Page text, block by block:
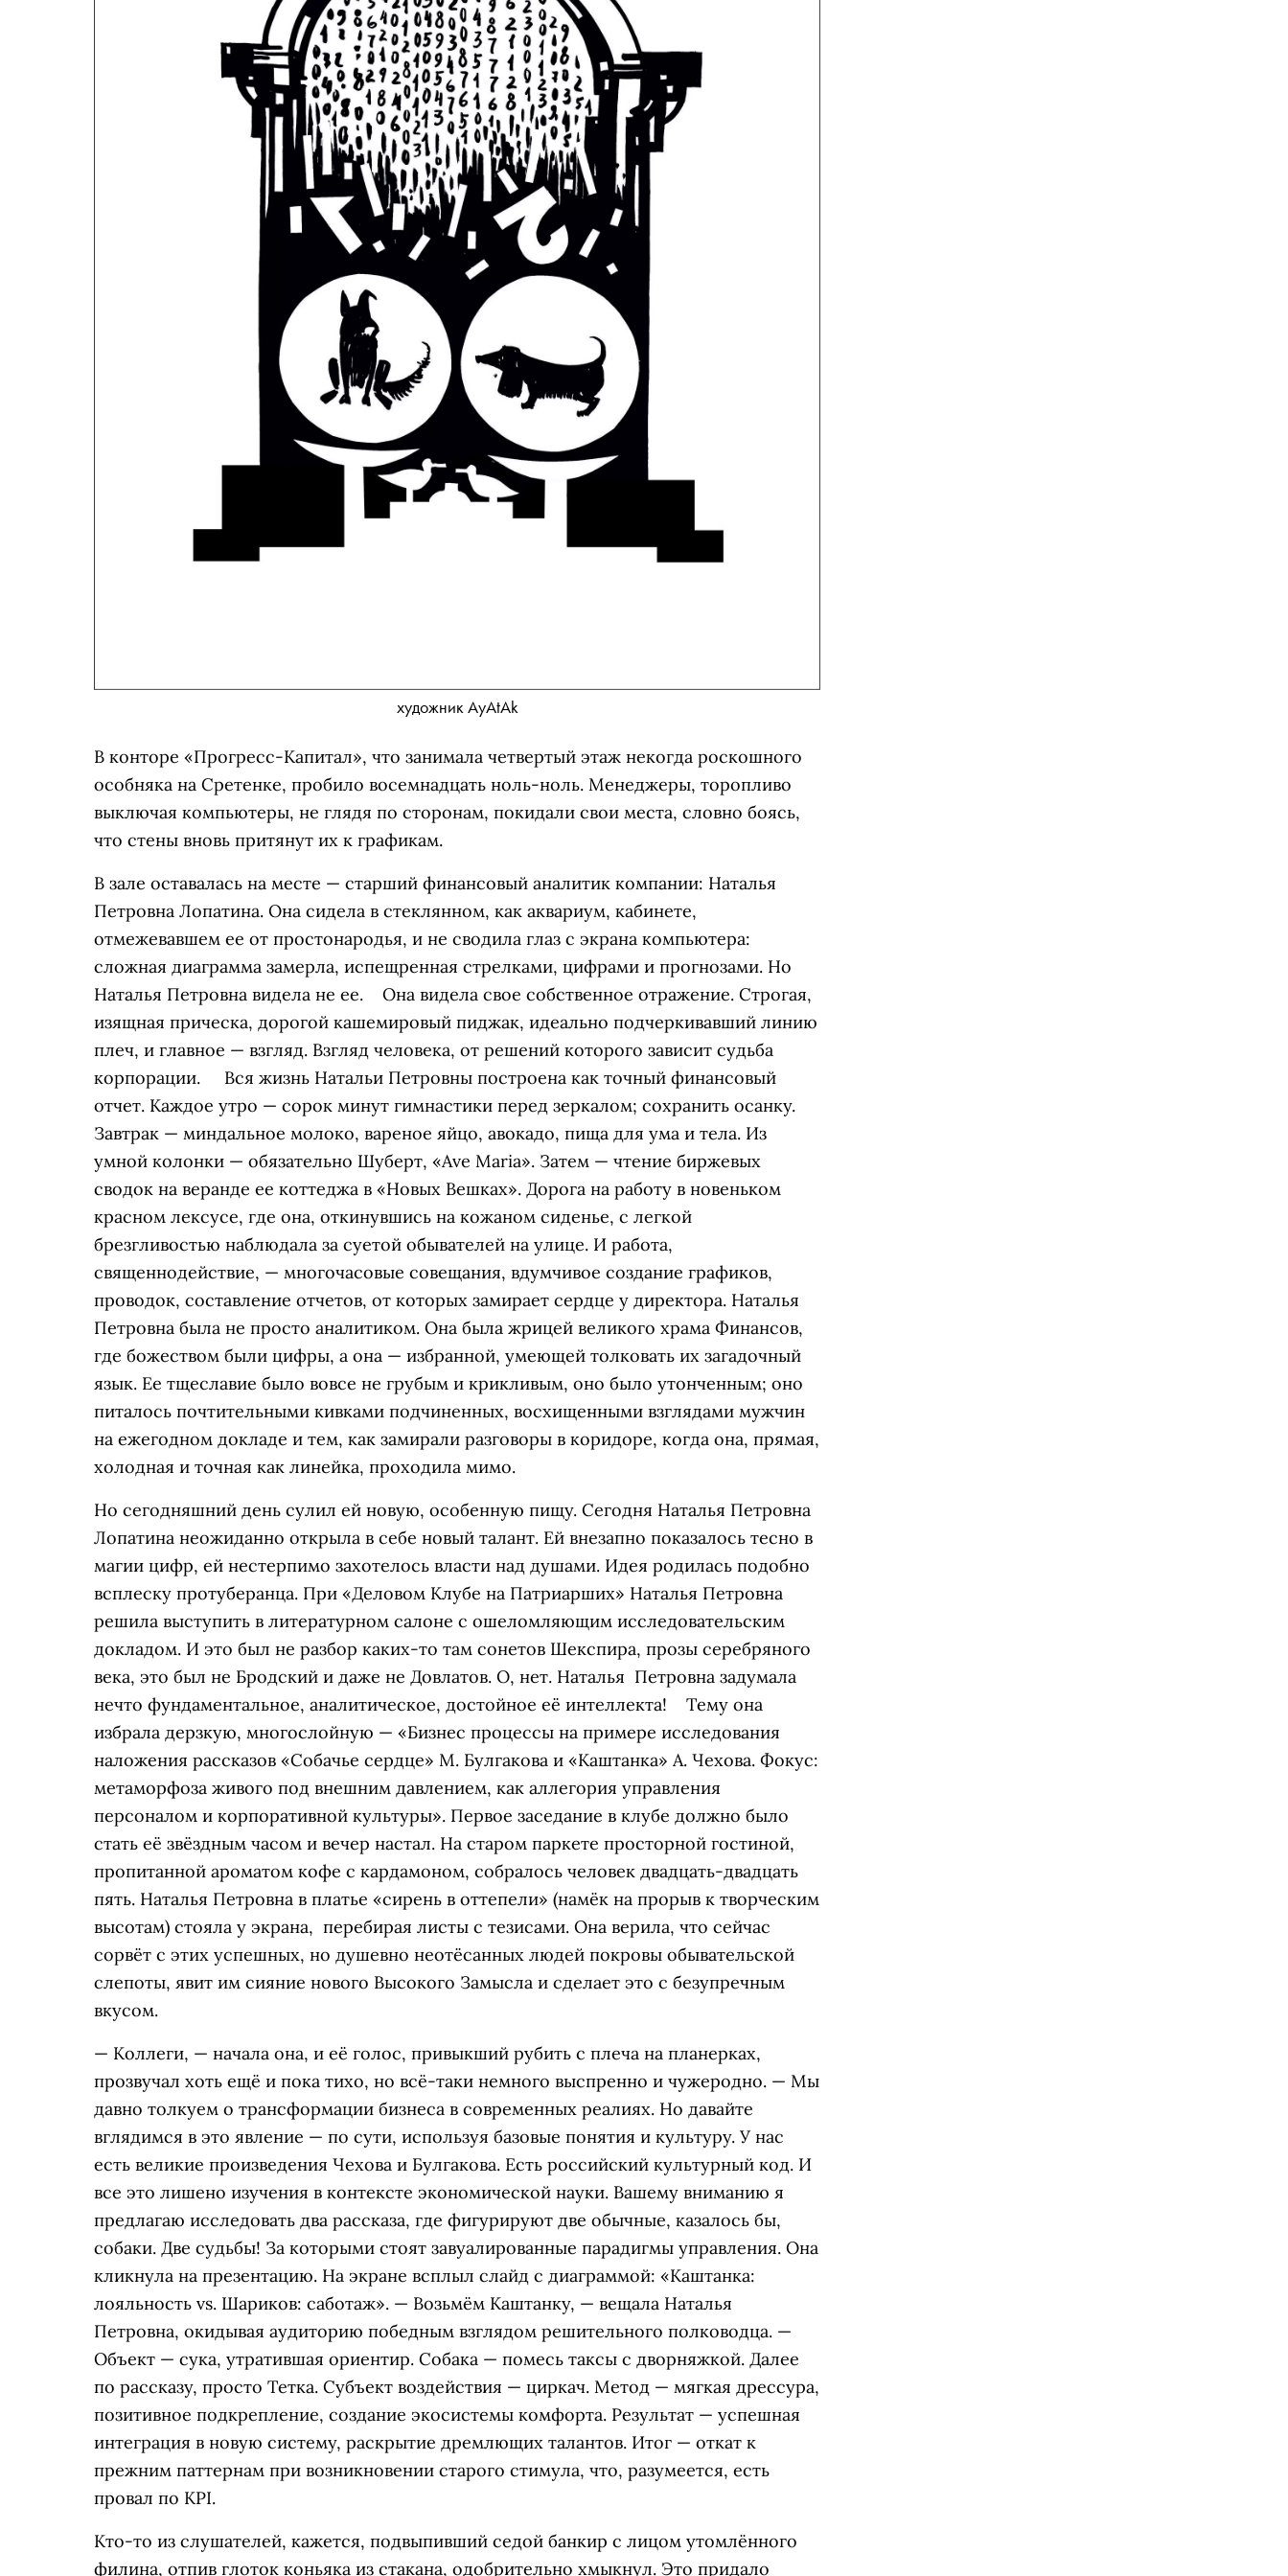
художник AyAtAk
В конторе «Прогресс-Капитал», что занимала четвертый этаж некогда роскошного
особняка на Сретенке, пробило восемнадцать ноль-ноль. Менеджеры, торопливо
выключая компьютеры, не глядя по сторонам, покидали свои места, словно боясь,
что стены вновь притянут их к графикам.
В зале оставалась на месте — старший финансовый аналитик компании: Наталья
Петровна Лопатина. Она сидела в стеклянном, как аквариум, кабинете,
отмежевавшем ее от простонародья, и не сводила глаз с экрана компьютера:
сложная диаграмма замерла, испещренная стрелками, цифрами и прогнозами. Но
Наталья Петровна видела не ее. Она видела свое собственное отражение. Строгая,
изящная прическа, дорогой кашемировый пиджак, идеально подчеркивавший линию
плеч, и главное — взгляд. Взгляд человека, от решений которого зависит судьба
корпорации. Вся жизнь Натальи Петровны построена как точный финансовый
отчет. Каждое утро — сорок минут гимнастики перед зеркалом; сохранить осанку.
Завтрак — миндальное молоко, вареное яйцо, авокадо, пища для ума и тела. Из
умной колонки — обязательно Шуберт, «Ave Maria». Затем — чтение биржевых
сводок на веранде ее коттеджа в «Новых Вешках». Дорога на работу в новеньком
красном лексусе, где она, откинувшись на кожаном сиденье, с легкой
брезгливостью наблюдала за суетой обывателей на улице. И работа,
священнодействие, — многочасовые совещания, вдумчивое создание графиков,
проводок, составление отчетов, от которых замирает сердце у директора. Наталья
Петровна была не просто аналитиком. Она была жрицей великого храма Финансов,
где божеством были цифры, а она — избранной, умеющей толковать их загадочный
язык. Ее тщеславие было вовсе не грубым и крикливым, оно было утонченным; оно
питалось почтительными кивками подчиненных, восхищенными взглядами мужчин
на ежегодном докладе и тем, как замирали разговоры в коридоре, когда она, прямая,
холодная и точная как линейка, проходила мимо.
Но сегодняшний день сулил ей новую, особенную пищу. Сегодня Наталья Петровна
Лопатина неожиданно открыла в себе новый талант. Ей внезапно показалось тесно в
магии цифр, ей нестерпимо захотелось власти над душами. Идея родилась подобно
всплеску протуберанца. При «Деловом Клубе на Патриарших» Наталья Петровна
решила выступить в литературном салоне с ошеломляющим исследовательским
докладом. И это был не разбор каких-то там сонетов Шекспира, прозы серебряного
века, это был не Бродский и даже не Довлатов. О, нет. Наталья Петровна задумала
нечто фундаментальное, аналитическое, достойное её интеллекта! Тему она
избрала дерзкую, многослойную — «Бизнес процессы на примере исследования
наложения рассказов «Собачье сердце» М. Булгакова и «Каштанка» А. Чехова. Фокус:
метаморфоза живого под внешним давлением, как аллегория управления
персоналом и корпоративной культуры». Первое заседание в клубе должно было
стать её звёздным часом и вечер настал. На старом паркете просторной гостиной,
пропитанной ароматом кофе с кардамоном, собралось человек двадцать-двадцать
пять. Наталья Петровна в платье «сирень в оттепели» (намёк на прорыв к творческим
высотам) стояла у экрана, перебирая листы с тезисами. Она верила, что сейчас
сорвёт с этих успешных, но душевно неотёсанных людей покровы обывательской
слепоты, явит им сияние нового Высокого Замысла и сделает это с безупречным
вкусом.
— Коллеги, — начала она, и её голос, привыкший рубить с плеча на планерках,
прозвучал хоть ещё и пока тихо, но всё-таки немного выспренно и чужеродно. — Мы
давно толкуем о трансформации бизнеса в современных реалиях. Но давайте
вглядимся в это явление — по сути, используя базовые понятия и культуру. У нас
есть великие произведения Чехова и Булгакова. Есть российский культурный код. И
все это лишено изучения в контексте экономической науки. Вашему вниманию я
предлагаю исследовать два рассказа, где фигурируют две обычные, казалось бы,
собаки. Две судьбы! За которыми стоят завуалированные парадигмы управления. Она
кликнула на презентацию. На экране всплыл слайд с диаграммой: «Каштанка:
лояльность vs. Шариков: саботаж». — Возьмём Каштанку, — вещала Наталья
Петровна, окидывая аудиторию победным взглядом решительного полководца. —
Объект — сука, утратившая ориентир. Собака — помесь таксы с дворняжкой. Далее
по рассказу, просто Тетка. Субъект воздействия — циркач. Метод — мягкая дрессура,
позитивное подкрепление, создание экосистемы комфорта. Результат — успешная
интеграция в новую систему, раскрытие дремлющих талантов. Итог — откат к
прежним паттернам при возникновении старого стимула, что, разумеется, есть
провал по KPI.
Кто-то из слушателей, кажется, подвыпивший седой банкир с лицом утомлённого
филина, отпив глоток коньяка из стакана, одобрительно хмыкнул. Это придало